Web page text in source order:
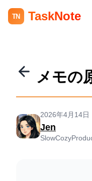
TN TaskNote
メモの
2026年4月14日
Jen